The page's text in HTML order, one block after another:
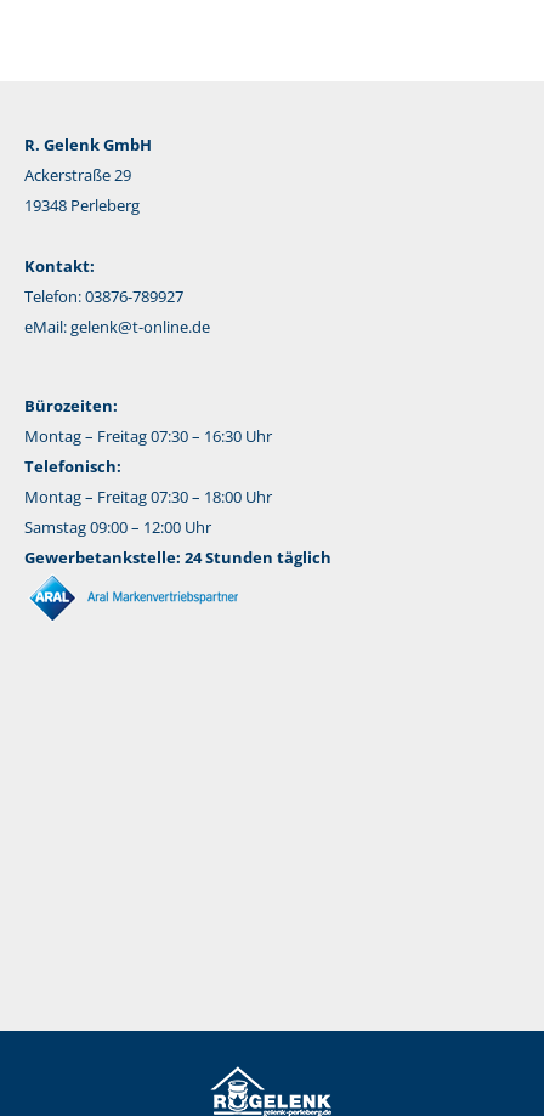
R. Gelenk GmbH
Ackerstraße 29
19348 Perleberg
Kontakt:
Telefon: 03876-789927
eMail:gelenk@t-online.de
Bürozeiten:
Montag – Freitag 07:30 – 16:30 Uhr
Telefonisch:
Montag – Freitag 07:30 – 18:00 Uhr
Samstag 09:00 – 12:00 Uhr
Gewerbetankstelle: 24 Stunden täglich